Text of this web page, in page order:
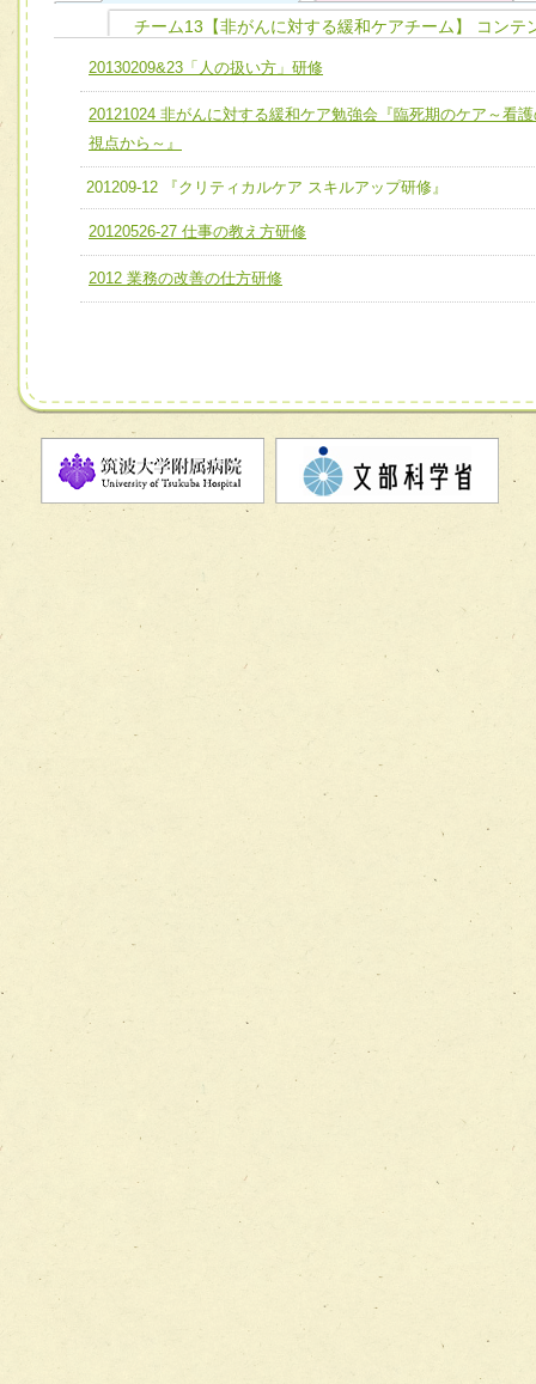
ユニット１ 医療人としての基礎能力
全人的医療を実践する医療人として、必要な基礎能力を身
ける
必要に応じて柔軟に医療チームを組織し、強調できる
ユニット３ 多職種連携力
他職種の視点とスキルを学び、相互理解と連携を深める
チーム01【病院内横断的問題解決チーム】
チーム02【地域医療連携推進による高度医療を必要とする
宅患者等支援チーム】
チーム03【癌患者服薬サポートチーム】
チーム04【口腔ケアチーム】
チーム08【地域関係機関と連携した小児リハビリテーショ
チーム09【術前から始める周術期リハビリテーションチー
チーム10【包括的リハビリテーションコンサルテーション
チーム12【こどもの食育支援チーム】
チーム13【非がんに対する緩和ケアチーム】 コンテ
20130209&23「人の扱い方」研修
20121024 非がんに対する緩和ケア勉強会『臨死期のケア～看
視点から～』
201209-12 『クリティカルケア スキルアップ研修』
20120526-27 仕事の教え方研修
2012 業務の改善の仕方研修